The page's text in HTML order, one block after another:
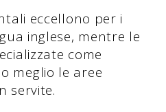
eccellono per i
inglese, mentre le
come
meglio le aree
servite.